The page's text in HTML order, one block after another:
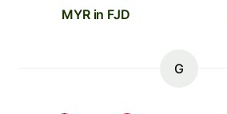
MYR in FJD
G